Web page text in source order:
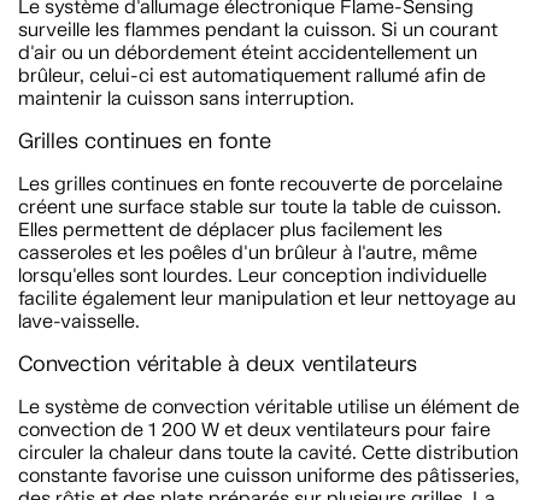
Le système d'allumage électronique Flame-Sensing
surveille les flammes pendant la cuisson. Si un courant
d'air ou un débordement éteint accidentellement un
brûleur, celui-ci est automatiquement rallumé afin de
maintenir la cuisson sans interruption.
Grilles continues en fonte
Les grilles continues en fonte recouverte de porcelaine
créent une surface stable sur toute la table de cuisson.
Elles permettent de déplacer plus facilement les
casseroles et les poêles d'un brûleur à l'autre, même
lorsqu'elles sont lourdes. Leur conception individuelle
facilite également leur manipulation et leur nettoyage au
lave-vaisselle.
Convection véritable à deux ventilateurs
Le système de convection véritable utilise un élément de
convection de 1 200 W et deux ventilateurs pour faire
circuler la chaleur dans toute la cavité. Cette distribution
constante favorise une cuisson uniforme des pâtisseries,